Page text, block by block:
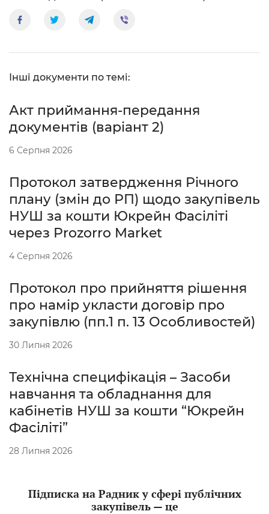
Інші документи по темі:
Акт приймання-передання
документів (варіант 2)
6 Серпня 2026
Протокол затвердження Річного
плану (змін до РП) щодо закупівель
НУШ за кошти Юкрейн Фасіліті
через Prozorro Market
4 Серпня 2026
Протокол про прийняття рішення
про намір укласти договір про
закупівлю (пп.1 п. 13 Особливостей)
30 Липня 2026
Технічна специфікація – Засоби
навчання та обладнання для
кабінетів НУШ за кошти “Юкрейн
Фасіліті”
28 Липня 2026
Підписка на Радник у сфері публічних
закупівель — це